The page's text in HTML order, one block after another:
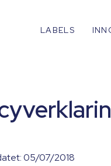
LABELS
05/07/2018